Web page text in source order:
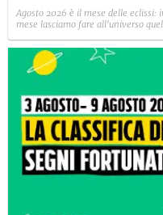
Agosto 2026 è il mese delle eclissi:
mese lasciamo fare all'universo
bollente!